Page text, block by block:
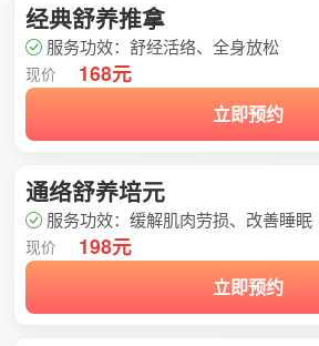
经典舒养推拿
服务功效：舒经活络、全身放松
现价 168元
立即预约
通络舒养培元
服务功效：缓解肌肉劳损、改善睡眠
现价 198元
立即预约